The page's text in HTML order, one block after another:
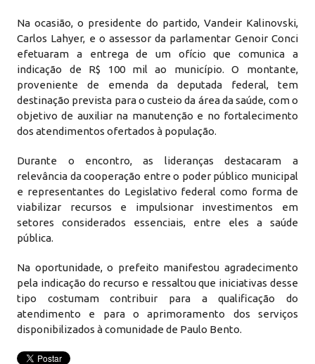
Na ocasião, o presidente do partido, Vandeir Kalinovski,
Carlos Lahyer, e o assessor da parlamentar Genoir Conci
efetuaram a entrega de um ofício que comunica a
indicação de R$ 100 mil ao município. O montante,
proveniente de emenda da deputada federal, tem
destinação prevista para o custeio da área da saúde, com o
objetivo de auxiliar na manutenção e no fortalecimento
dos atendimentos ofertados à população.
Durante o encontro, as lideranças destacaram a
relevância da cooperação entre o poder público municipal
e representantes do Legislativo federal como forma de
viabilizar recursos e impulsionar investimentos em
setores considerados essenciais, entre eles a saúde
pública.
Na oportunidade, o prefeito manifestou agradecimento
pela indicação do recurso e ressaltou que iniciativas desse
tipo costumam contribuir para a qualificação do
atendimento e para o aprimoramento dos serviços
disponibilizados à comunidade de Paulo Bento.